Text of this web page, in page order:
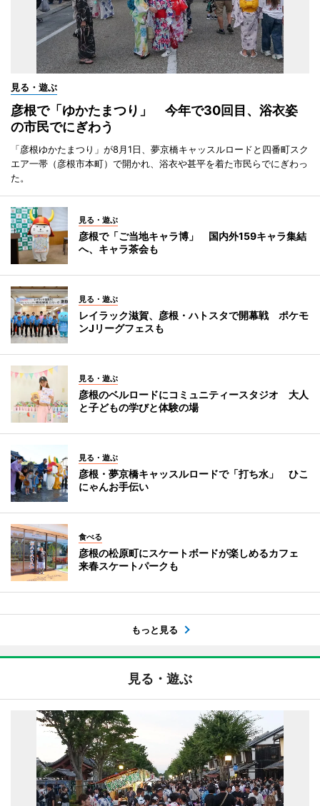
見る・遊ぶ
彦根で「ゆかたまつり」 今年で30回目、浴衣姿
の市民でにぎわう
「彦根ゆかたまつり」が8月1日、夢京橋キャッスルロードと四番町スク
エア一帯（彦根市本町）で開かれ、浴衣や甚平を着た市民らでにぎわっ
た。
見る・遊ぶ
彦根で「ご当地キャラ博」 国内外159キャラ集結
へ、キャラ茶会も
見る・遊ぶ
レイラック滋賀、彦根・ハトスタで開幕戦 ポケモ
ンJリーグフェスも
見る・遊ぶ
彦根のベルロードにコミュニティースタジオ 大人
と子どもの学びと体験の場
見る・遊ぶ
彦根・夢京橋キャッスルロードで「打ち水」 ひこ
にゃんお手伝い
食べる
彦根の松原町にスケートボードが楽しめるカフェ
来春スケートパークも
もっと見る
見る・遊ぶ